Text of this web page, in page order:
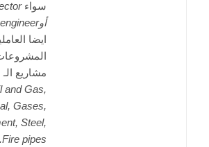
سواء
أوSite engineer
ايضا
مشاريع الـ
and Gas,
Gases,
Steel,
Fire pipes.